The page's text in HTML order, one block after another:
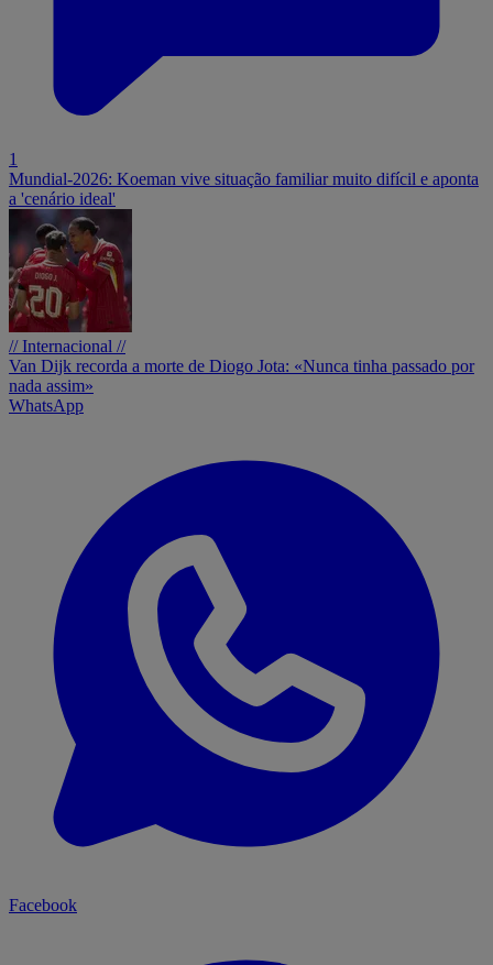
1
Mundial-2026: Koeman vive situação familiar muito difícil e aponta
a 'cenário ideal'
// Internacional //
Van Dijk recorda a morte de Diogo Jota: «Nunca tinha passado por
nada assim»
WhatsApp
Facebook